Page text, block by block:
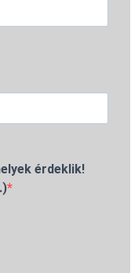
érdeklik!